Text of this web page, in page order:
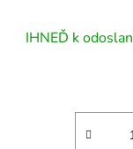
IHNEĎ k